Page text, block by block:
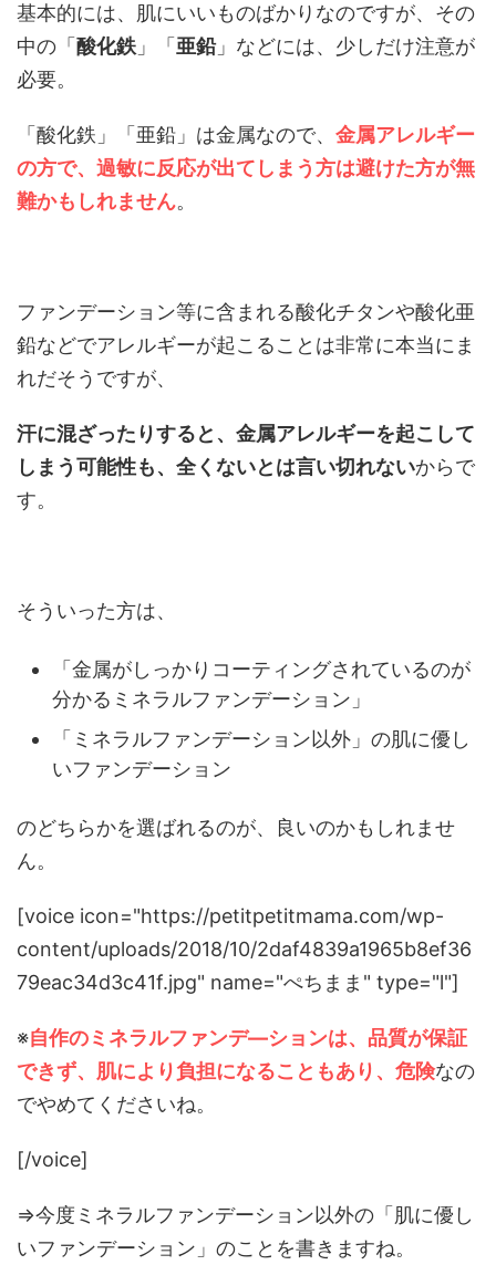
基本的には、肌にいいものばかりなのですが、その
中の「酸化鉄 」「亜鉛」などには、少しだけ注意が
必要。
「酸化鉄」「亜鉛」は金属なので、 金属アレルギー
の方で、過敏に反応が出てしまう方は避けた方が無
難かもしれません。
ファンデーション等に含まれる酸化チタンや酸化亜
鉛などでアレルギーが起こることは非常に本当にま
れだそうですが、
汗に混ざったりすると、金属アレルギーを起こして
しまう可能性も、全くないとは言い切れないからで
す。
そういった方は、
「金属がしっかりコーティングされているのが
分かるミネラルファンデーション」
「ミネラルファンデーション以外」の肌に優し
いファンデーション
のどちらかを選ばれるのが、良いのかもしれませ
ん。
[voice icon="https://petitpetitmama.com/wp-
content/uploads/2018/10/2daf4839a1965b8ef36
79eac34d3c41f.jpg" name="ぺちまま" type="l"]
※自作のミネラルファンデ―ションは、品質が保証
できず、肌により負担になることもあり、危険なの
でやめてくださいね。
[/voice]
⇒今度ミネラルファンデーション以外の「肌に優し
いファンデーション」のことを書きますね。